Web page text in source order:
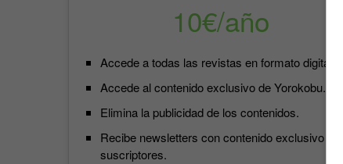
10€/año
Accede a todas las revistas en formato digital.
Accede al contenido exclusivo de Yorokobu.
Elimina la publicidad de los contenidos.
Recibe newsletters con contenido exclusivo para
suscriptores.